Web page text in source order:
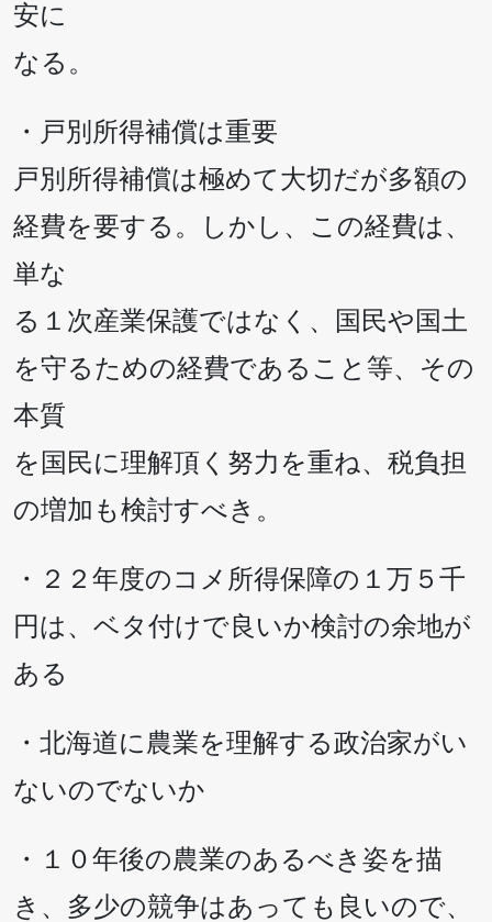
安に
なる。
・戸別所得補償は重要
戸別所得補償は極めて大切だが多額の
経費を要する。しかし、この経費は、
単な
る１次産業保護ではなく、国民や国土
を守るための経費であること等、その
本質
を国民に理解頂く努力を重ね、税負担
の増加も検討すべき。
・２２年度のコメ所得保障の１万５千
円は、ベタ付けで良いか検討の余地が
ある
・北海道に農業を理解する政治家がい
ないのでないか
・１０年後の農業のあるべき姿を描
き、多少の競争はあっても良いので、